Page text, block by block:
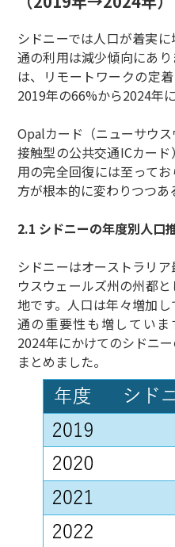
シドニーでは人口が着実
通の利用は減少傾向にあ
は、リモートワークの定
2019年の66%から2024年
Opalカード（ニューサウ
接触型の公共交通ICカー
用の完全回復には至って
方が根本的に変わりつつあ
2.1 シドニーの年度別人口
シドニーはオーストラリ
ウスウェールズ州の州都
地です。人口は年々増加
通の重要性も増していま
2024年にかけてのシドニ
まとめました。